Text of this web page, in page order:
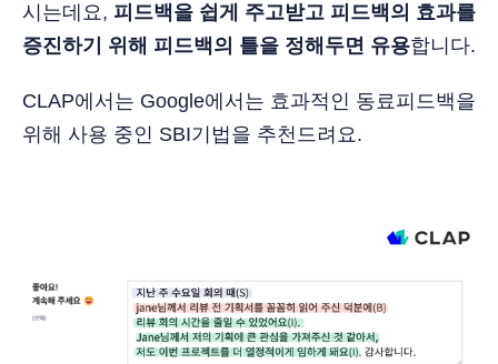
시는데요, 피드백을 쉽게 주고받고 피드백의 효과를
증진하기 위해 피드백의 틀을 정해두면 유용합니다.
CLAP에서는 Google에서는 효과적인 동료피드백을
위해 사용 중인 SBI기법을 추천드려요.